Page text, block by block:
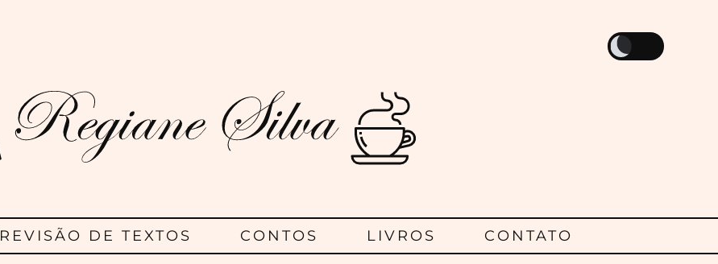
Regiane
REVISÃO DE TEXTOS CONTOS LIVROS CONTATO